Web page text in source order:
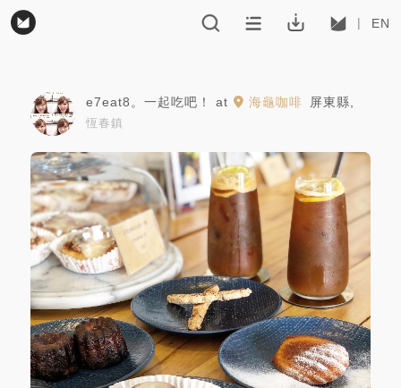
EN
e7eat8。一起吃吧！ at 海龜咖啡 屏東縣
恆春鎮